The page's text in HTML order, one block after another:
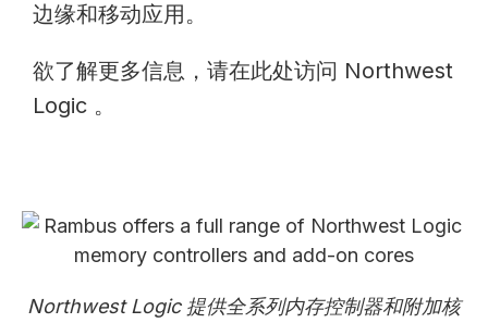
边缘和移动应用。
欲了解更多信息，请在此处访问 Northwest
Logic 。
Northwest Logic 提供全系列内存控制器和附加核